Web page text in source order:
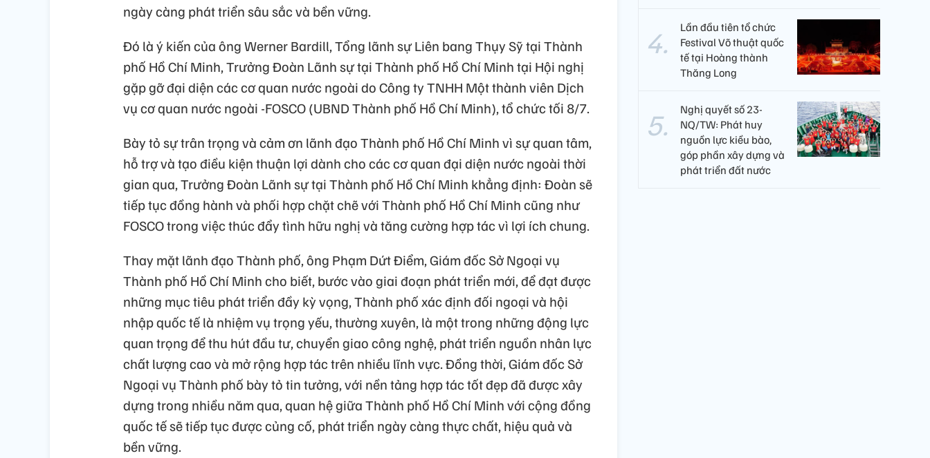
ngày càng phát triển sâu sắc và bền vững.
Đó là ý kiến của ông Werner Bardill, Tổng lãnh sự Liên bang Thụy Sỹ tại Thành
phố Hồ Chí Minh, Trưởng Đoàn Lãnh sự tại Thành phố Hồ Chí Minh tại Hội nghị
gặp gỡ đại diện các cơ quan nước ngoài do Công ty TNHH Một thành viên Dịch
vụ cơ quan nước ngoài -FOSCO (UBND Thành phố Hồ Chí Minh), tổ chức tối 8/7.
Bày tỏ sự trân trọng và cảm ơn lãnh đạo Thành phố Hồ Chí Minh vì sự quan tâm,
hỗ trợ và tạo điều kiện thuận lợi dành cho các cơ quan đại diện nước ngoài thời
gian qua, Trưởng Đoàn Lãnh sự tại Thành phố Hồ Chí Minh khẳng định: Đoàn sẽ
tiếp tục đồng hành và phối hợp chặt chẽ với Thành phố Hồ Chí Minh cũng như
FOSCO trong việc thúc đẩy tình hữu nghị và tăng cường hợp tác vì lợi ích chung.
Thay mặt lãnh đạo Thành phố, ông Phạm Dứt Điểm, Giám đốc Sở Ngoại vụ
Thành phố Hồ Chí Minh cho biết, bước vào giai đoạn phát triển mới, để đạt được
những mục tiêu phát triển đầy kỳ vọng, Thành phố xác định đối ngoại và hội
nhập quốc tế là nhiệm vụ trọng yếu, thường xuyên, là một trong những động lực
quan trọng để thu hút đầu tư, chuyển giao công nghệ, phát triển nguồn nhân lực
chất lượng cao và mở rộng hợp tác trên nhiều lĩnh vực. Đồng thời, Giám đốc Sở
Ngoại vụ Thành phố bày tỏ tin tưởng, với nền tảng hợp tác tốt đẹp đã được xây
dựng trong nhiều năm qua, quan hệ giữa Thành phố Hồ Chí Minh với cộng đồng
quốc tế sẽ tiếp tục được củng cố, phát triển ngày càng thực chất, hiệu quả và
bền vững.
Lần đầu tiên tổ chức
Festival Võ thuật quốc
tế tại Hoàng thành
Thăng Long
Nghị quyết số 23-
NQ/TW: Phát huy
nguồn lực kiều bào,
góp phần xây dựng và
phát triển đất nước